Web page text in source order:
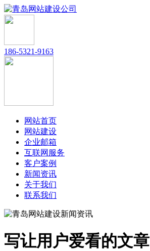
186-5321-9163
网站首页
网站建设
企业邮箱
互联网服务
客户案例
新闻资讯
关于我们
联系我们
写让用户爱看的文章